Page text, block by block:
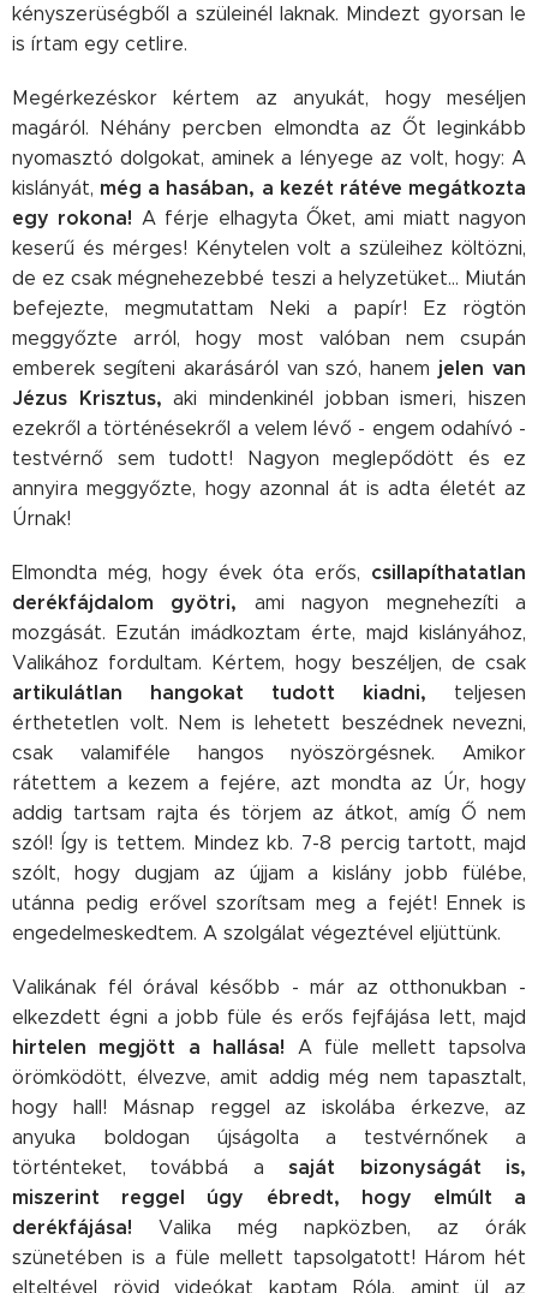
kényszerüségből a szüleinél laknak. Mindezt gyorsan le
is írtam egy cetlire.
Megérkezéskor kértem az anyukát, hogy meséljen
magáról. Néhány percben elmondta az Őt leginkább
nyomasztó dolgokat, aminek a lényege az volt, hogy: A
kislányát, még a hasában, a kezét rátéve megátkozta
egy rokona! A férje elhagyta Őket, ami miatt nagyon
keserű és mérges! Kénytelen volt a szüleihez költözni,
de ez csak mégnehezebbé teszi a helyzetüket... Miután
befejezte, megmutattam Neki a papír! Ez rögtön
meggyőzte arról, hogy most valóban nem csupán
emberek segíteni akarásáról van szó, hanem jelen van
Jézus Krisztus, aki mindenkinél jobban ismeri, hiszen
ezekről a történésekről a velem lévő - engem odahívó -
testvérnő sem tudott! Nagyon meglepődött és ez
annyira meggyőzte, hogy azonnal át is adta életét az
Úrnak!
Elmondta még, hogy évek óta erős, csillapíthatatlan
derékfájdalom gyötri, ami nagyon megnehezíti a
mozgását. Ezután imádkoztam érte, majd kislányához,
Valikához fordultam. Kértem, hogy beszéljen, de csak
artikulátlan hangokat tudott kiadni, teljesen
érthetetlen volt. Nem is lehetett beszédnek nevezni,
csak valamiféle hangos nyöszörgésnek. Amikor
rátettem a kezem a fejére, azt mondta az Úr, hogy
addig tartsam rajta és törjem az átkot, amíg Ő nem
szól! Így is tettem. Mindez kb. 7-8 percig tartott, majd
szólt, hogy dugjam az újjam a kislány jobb fülébe,
utánna pedig erővel szorítsam meg a fejét! Ennek is
engedelmeskedtem. A szolgálat végeztével eljüttünk.
Valikának fél órával később - már az otthonukban -
elkezdett égni a jobb füle és erős fejfájása lett, majd
hirtelen megjött a hallása!
A füle mellett tapsolva
örömködött, élvezve, amit addig még nem tapasztalt,
hogy hall! Másnap reggel az iskolába érkezve, az
anyuka boldogan újságolta a testvérnőnek a
történteket, továbbá asaját bizonyságát is,
miszerint reggel úgy ébredt, hogy elmúlt a
derékfájása! Valika még napközben, az órák
szünetében is a füle mellett tapsolgatott! Három hét
elteltével rövid videókat kaptam Róla, amint ül az